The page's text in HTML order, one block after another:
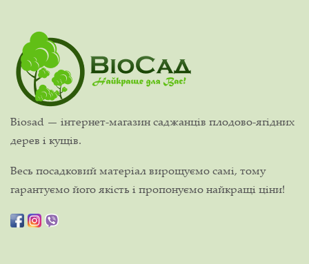
Biosad — інтернет-магазин саджанців плодово-ягідних
дерев і кущів.
Весь посадковий матеріал вирощуємо самі, тому
гарантуємо його якість і пропонуємо найкращі ціни!